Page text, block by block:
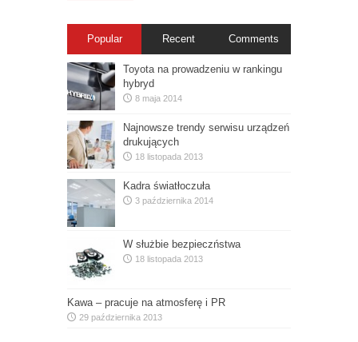
Popular Recent Comments
Toyota na prowadzeniu w rankingu
hybryd
8 maja 2014
Najnowsze trendy serwisu urządzeń
drukujących
18 listopada 2013
Kadra światłoczuła
3 października 2014
W służbie bezpieczństwa
18 listopada 2013
Kawa – pracuje na atmosferę i PR
29 października 2013